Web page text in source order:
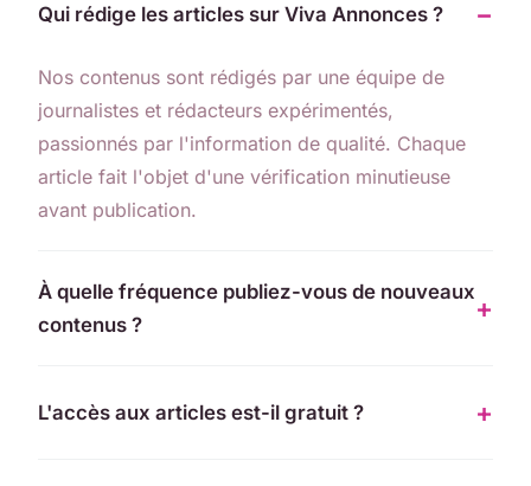
Qui rédige les articles sur Viva Annonces ?
Nos contenus sont rédigés par une équipe de
journalistes et rédacteurs expérimentés,
passionnés par l'information de qualité. Chaque
article fait l'objet d'une vérification minutieuse
avant publication.
À quelle fréquence publiez-vous de nouveaux
contenus ?
L'accès aux articles est-il gratuit ?